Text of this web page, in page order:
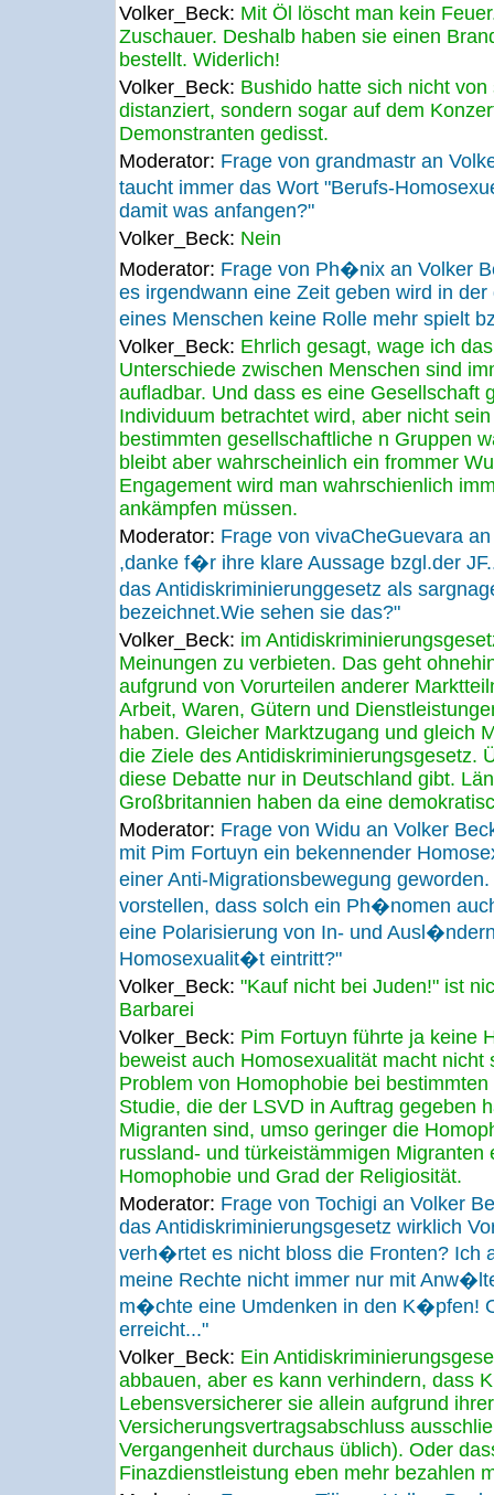
Volker_Beck: Mit Öl löscht man kein
Zuschauer. Deshalb haben sie einen
bestellt. Widerlich!
Volker_Beck: Bushido hatte sich nicht
distanziert, sondern sogar auf dem
Demonstranten gedisst.
Moderator: Frage von grandmastr an
taucht immer das Wort "Berufs-
damit was anfangen?"
Volker_Beck: Nein
Moderator: Frage von Ph�nix an Volker
es irgendwann eine Zeit geben wird in
eines Menschen keine Rolle mehr spielt
Volker_Beck: Ehrlich gesagt, wage ich
Unterschiede zwischen Menschen sind
aufladbar. Und dass es eine Gesellschaft
Individuum betrachtet wird, aber nicht
bestimmten gesellschaftliche n Gruppen
bleibt aber wahrscheinlich ein frommer
Engagement wird man wahrschienlich
ankämpfen müssen.
Moderator: Frage von vivaCheGuevara
,danke f�r ihre klare Aussage bzgl.der
das Antidiskriminierunggesetz als
bezeichnet.Wie sehen sie das?"
Volker_Beck: im
Meinungen zu verbieten. Das geht
aufgrund von Vorurteilen anderer
Arbeit, Waren, Gütern und
haben. Gleicher Marktzugang und gleich
die Ziele des Antidiskriminierungsgesetz.
diese Debatte nur in Deutschland gibt.
Großbritannien haben da eine
Moderator: Frage von Widu an Volker
mit Pim Fortuyn ein bekennender
einer Anti-Migrationsbewegung
vorstellen, dass solch ein Ph�nomen
eine Polarisierung von In- und
Homosexualit�t eintritt?"
Volker_Beck: "Kauf nicht bei Juden!" ist
Barbarei
Volker_Beck: Pim Fortuyn führte ja keine
beweist auch Homosexualität macht nicht
Problem von Homophobie bei
Studie, die der LSVD in Auftrag gegeben
Migranten sind, umso geringer die
russland- und türkeistämmigen Migranten
Homophobie und Grad der Religiosität.
Moderator: Frage von Tochigi an Volker
das Antidiskriminierungsgesetz wirklich
verh�rtet es nicht bloss die Fronten? Ich
meine Rechte nicht immer nur mit
m�chte eine Umdenken in den K�pfen!
erreicht..."
Volker_Beck: Ein
abbauen, aber es kann verhindern, dass
Lebensversicherer sie allein aufgrund
Versicherungsvertragsabschluss
Vergangenheit durchaus üblich). Oder
Finazdienstleistung eben mehr bezahlen